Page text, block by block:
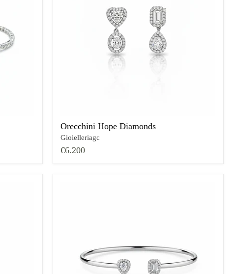
Orecchini Hope Diamonds
Gioielleriagc
€6.200